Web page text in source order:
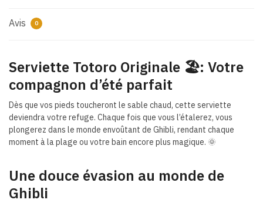
Avis 0
Serviette Totoro Originale 🏖️: Votre
compagnon d’été parfait
Dès que vos pieds toucheront le sable chaud, cette serviette
deviendra votre refuge. Chaque fois que vous l’étalerez, vous
plongerez dans le monde envoûtant de Ghibli, rendant chaque
moment à la plage ou votre bain encore plus magique. 🌞
Une douce évasion au monde de
Ghibli